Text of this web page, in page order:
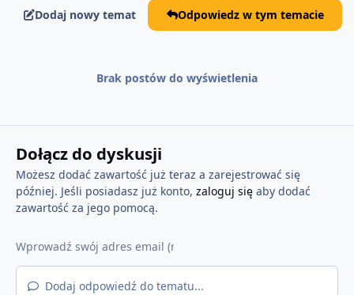
Dodaj nowy temat Odpowiedz w tym temacie
Brak postów do wyświetlenia
Dołącz do dyskusji
Możesz dodać zawartość już teraz a zarejestrować się
później. Jeśli posiadasz już konto, zaloguj sięaby dodać
zawartość za jego pomocą.
Dodaj odpowiedź do tematu...